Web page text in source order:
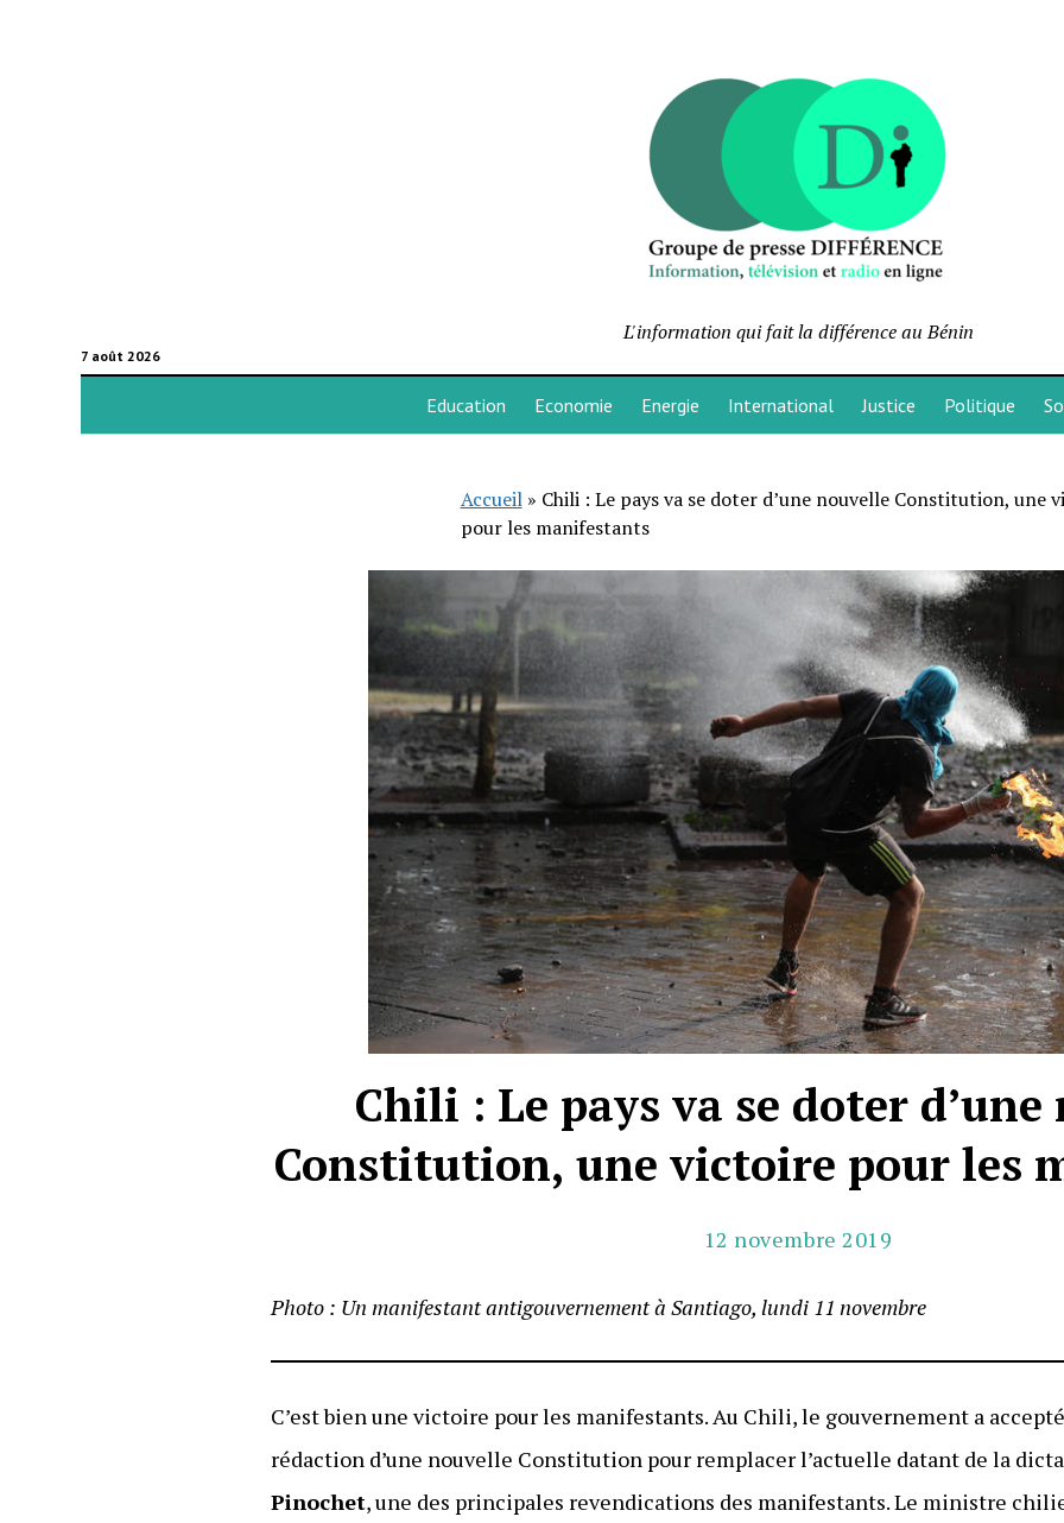
7 août 2026
L'information qui fait la différence au Bénin
Education Economie Energie International Justice Politique
Accueil» Chili : Le pays va se doter d’une nouvelle Constitution, une
pour les manifestants
Chili : Le pays va se doter
Constitution, une victoire pour les
12 novembre 2019
Photo : Un manifestant antigouvernement à Santiago, lundi 11 novembre
C’est bien une victoire pour les manifestants. Au Chili, le gouvernement a
rédaction d’une nouvelle Constitution pour remplacer l’actuelle datant de la
Pinochet, une des principales revendications des manifestants. Le ministre